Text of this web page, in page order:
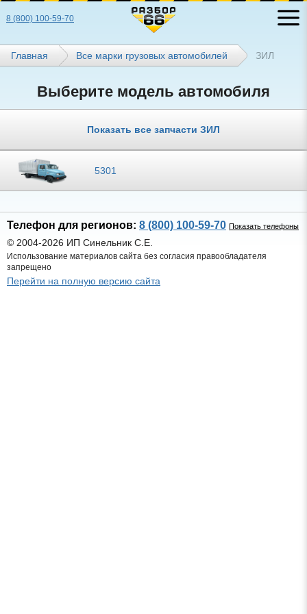
8 (800) 100-59-70
Главная Все марки грузовых автомобилей ЗИЛ
Выберите модель автомобиля
Показать все запчасти ЗИЛ
5301
Телефон для регионов: 8 (800) 100-59-70 Показать телефоны
© 2004-2026 ИП Синельник С.Е.
Использование материалов сайта без согласия правообладателя
запрещено
Перейти на полную версию сайта